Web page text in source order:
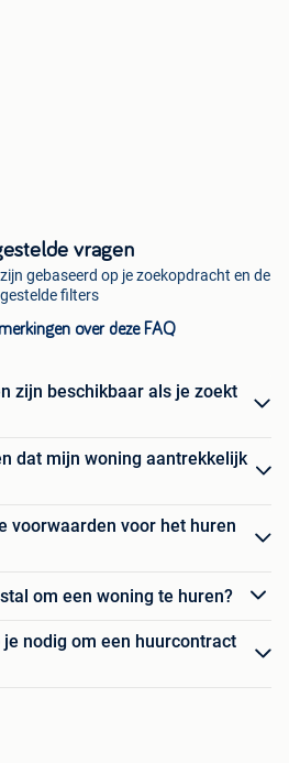
vragen
gebaseerd op je zoekopdracht en de
filters
over deze FAQ
zijn beschikbaar als je zoekt
dat mijn woning aantrekkelijk
voorwaarden voor het huren
om een woning te huren?
nodig om een huurcontract